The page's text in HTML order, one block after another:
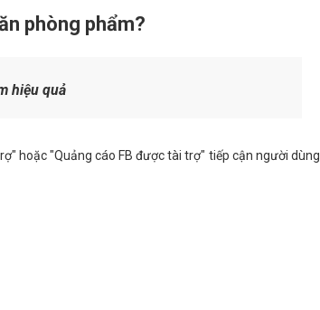
phòng phẩm?
hiệu quả
hoặc "Quảng cáo FB được tài trợ" tiếp cận người dùng